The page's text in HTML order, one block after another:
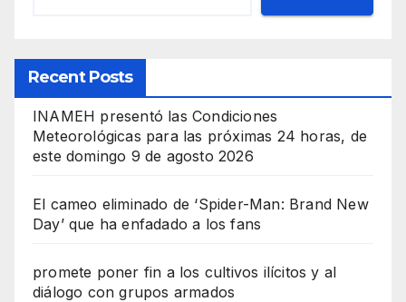
Recent Posts
INAMEH presentó las Condiciones
Meteorológicas para las próximas 24 horas, de
este domingo 9 de agosto 2026
El cameo eliminado de ‘Spider-Man: Brand New
Day’ que ha enfadado a los fans
promete poner fin a los cultivos ilícitos y al
diálogo con grupos armados